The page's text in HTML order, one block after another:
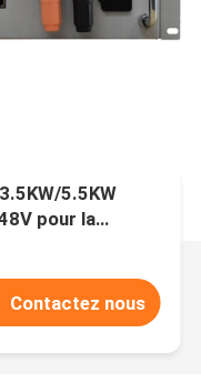
5.5KW
pour la
circuit fermé
Contactez nous